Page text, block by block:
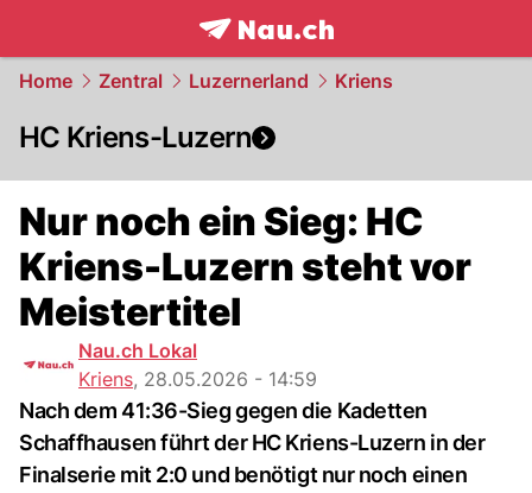
frontpage.NAU.ch
Home Zentral Luzernerland Kriens
HC Kriens-Luzern
Nur noch ein Sieg: HC
Kriens-Luzern steht vor
Meistertitel
Nau.ch Lokal
Kriens, 28.05.2026 - 14:59
Nach dem 41:36-Sieg gegen die Kadetten
Schaffhausen führt der HC Kriens-Luzern in der
Finalserie mit 2:0 und benötigt nur noch einen